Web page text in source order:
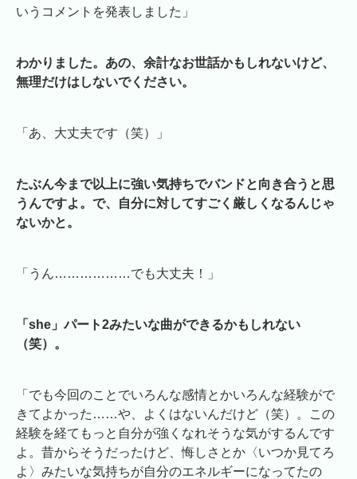
いうコメントを発表しました」
わかりました。あの、余計なお世話かもしれないけど、
無理だけはしないでください。
「あ、大丈夫です（笑）」
たぶん今まで以上に強い気持ちでバンドと向き合うと思
うんですよ。で、自分に対してすごく厳しくなるんじゃ
ないかと。
「うん………………でも大丈夫！」
「she」パート2みたいな曲ができるかもしれない
（笑）。
「でも今回のことでいろんな感情とかいろんな経験がで
きてよかった……や、よくはないんだけど（笑）。この
経験を経てもっと自分が強くなれそうな気がするんです
よ。昔からそうだったけど、悔しさとか〈いつか見てろ
よ〉みたいな気持ちが自分のエネルギーになってたの